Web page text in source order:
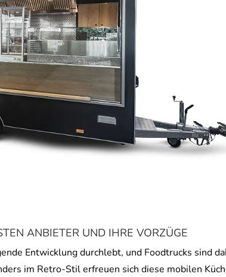
ANBIETER UND IHRE VORZÜGE
Entwicklung durchlebt, und Foodtrucks sind
im Retro-Stil erfreuen sich diese mobilen